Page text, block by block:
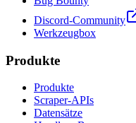
Discord-Community
Werkzeugbox
Produkte
Produkte
Scraper-APIs
Datensätze